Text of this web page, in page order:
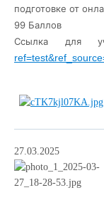
подготовке от
99 Баллов
Ссылка для
27.03.2025